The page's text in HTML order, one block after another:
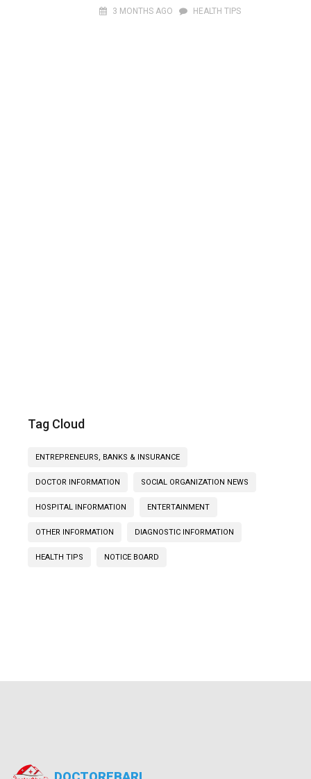
3 MONTHS AGO HEALTH TIPS
Tag Cloud
ENTREPRENEURS, BANKS & INSURANCE
DOCTOR INFORMATION SOCIAL ORGANIZATION NEWS
HOSPITAL INFORMATION ENTERTAINMENT
OTHER INFORMATION DIAGNOSTIC INFORMATION
HEALTH TIPS NOTICE BOARD